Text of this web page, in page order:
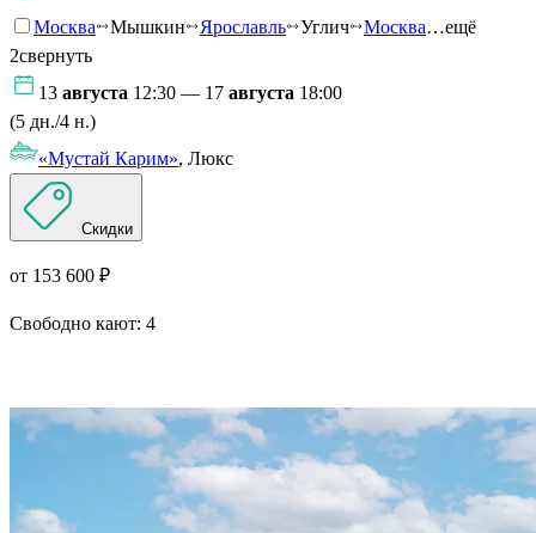
Москва Мышкин Ярославль Углич Москва…ещё
2свернуть
13 августа 12:30 — 17 августа 18:00
(5 дн./4 н.)
«Мустай Карим», Люкс
Скидки
от 153 600 ₽
Свободно кают: 4